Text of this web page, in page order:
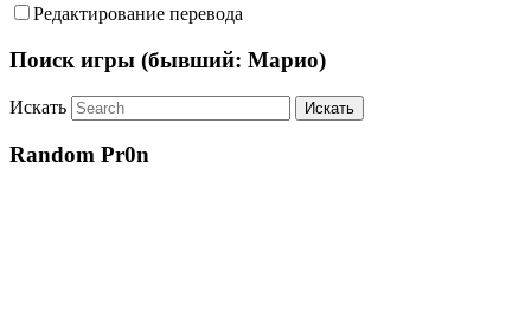
Редактирование перевода
Поиск игры (бывший: Марио)
Искать
Random Pr0n